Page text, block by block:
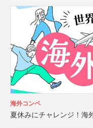
海外コンペ
夏休みにチャレンジ！海